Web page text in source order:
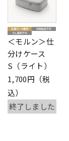
＜モルン＞仕
分けケース
S（ライト）
1,700円（税
込）
終了しました